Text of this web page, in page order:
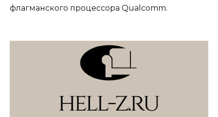
флагманского процессора Qualcomm.